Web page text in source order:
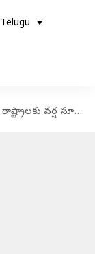
Telugu
సూచన.. 26న బంగాళాఖాతంలో అల్పపీడనం